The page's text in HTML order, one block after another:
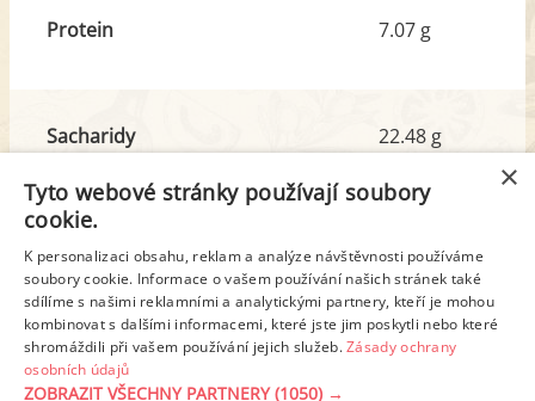
Protein 7.07 g
Sacharidy
z toho cukr
22.48 g
4.24 g
Tuk
z toho nas. mastné kyseliny
3.66 g
1.11 g
Detailní rozpis
×
Tyto webové stránky používají soubory
cookie.
K personalizaci obsahu, reklam a analýze návštěvnosti používáme
soubory cookie. Informace o vašem používání našich stránek také
sdílíme s našimi reklamními a analytickými partnery, kteří je mohou
kombinovat s dalšími informacemi, které jste jim poskytli nebo které
shromáždili při vašem používání jejich služeb.Zásady ochrany
osobních údajů
ZOBRAZIT VŠECHNY PARTNERY(1050) →